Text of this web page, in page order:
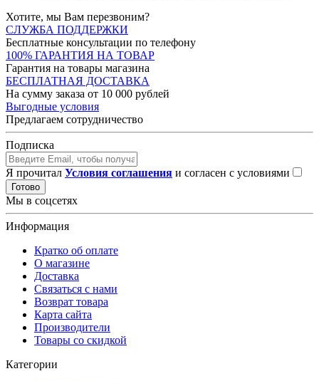
Хотите, мы Вам перезвоним?
СЛУЖБА ПОДДЕРЖКИ
Бесплатные консультации по телефону
100% ГАРАНТИЯ НА ТОВАР
Гарантия на товары магазина
БЕСПЛАТНАЯ ДОСТАВКА
На сумму заказа от 10 000 рублей
Выгодные условия
Предлагаем сотрудничество
Подписка
Я прочитал Условия соглашения и согласен с условиями
Готово
Мы в соцсетях
Информация
Кратко об оплате
О магазине
Доставка
Связаться с нами
Возврат товара
Карта сайта
Производители
Товары со скидкой
Категории